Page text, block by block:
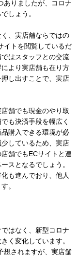
ありましたが、コロナ
しょう。
、実店舗ならではの
イトを閲覧しているだ
はスタッフとの交流
より実店舗も在り方
し出すことで、実店
舗でも現金のやり取
も決済手段を幅広く
購入できる環境が必
しているため、実店
舗でもECサイトと連
スとなるでしょう。
も進んでおり、他人
。
はなく、新型コロナ
く変化しています。
想されますが、実店舗